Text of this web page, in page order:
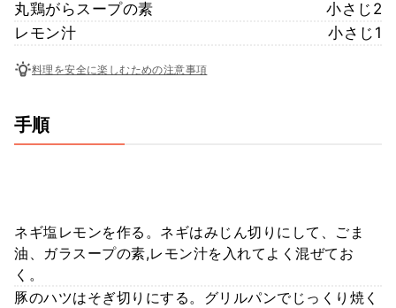
丸鶏がらスープの素
小さじ2
レモン汁
小さじ1
料理を安全に楽しむための注意事項
手順
ネギ塩レモンを作る。ネギはみじん切りにして、ごま
油、ガラスープの素,レモン汁を入れてよく混ぜてお
く。
豚のハツはそぎ切りにする。グリルパンでじっくり焼く